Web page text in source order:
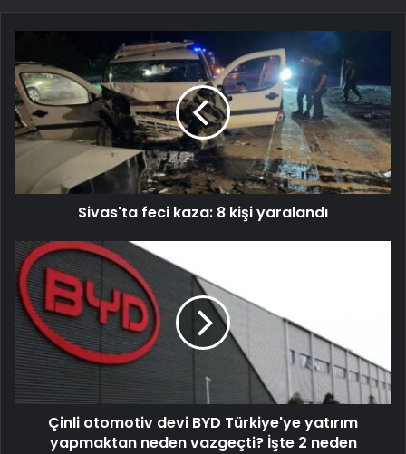
Sivas'ta feci kaza: 8 kişi yaralandı
Çinli otomotiv devi BYD Türkiye'ye yatırım
yapmaktan neden vazgeçti? İşte 2 neden